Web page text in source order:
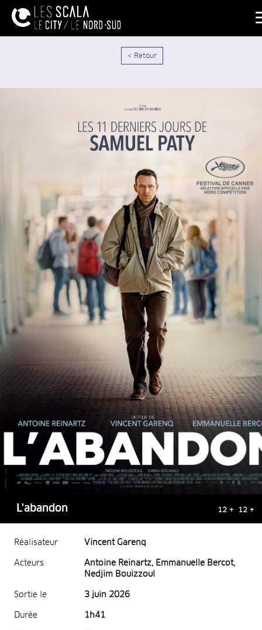
< Retour
L'abandon 12 + 12 +
Réalisateur Vincent Garenq
Acteurs
Antoine Reinartz, Emmanuelle Bercot,
Nedjim Bouizzoul
Sortie le 3 juin 2026
Durée 1h41